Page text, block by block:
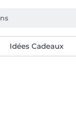
Idées Cadeaux